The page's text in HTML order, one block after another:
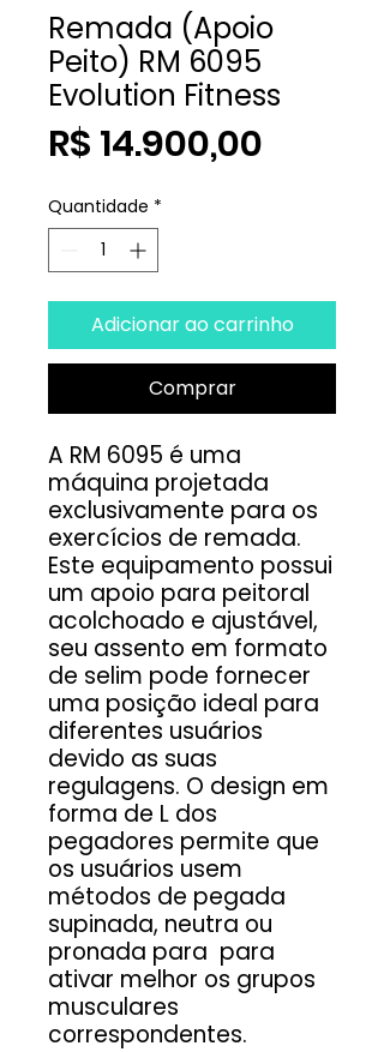
Remada (Apoio
Peito) RM 6095
Evolution Fitness
R$ 14.900,00
Quantidade *
Adicionar ao carrinho
Comprar
A RM 6095 é uma
máquina projetada
exclusivamente para os
exercícios de remada.
Este equipamento possui
um apoio para peitoral
acolchoado e ajustável,
seu assento em formato
de selim pode fornecer
uma posição ideal para
diferentes usuários
devido as suas
regulagens. O design em
forma de L dos
pegadores permite que
os usuários usem
métodos de pegada
supinada, neutra ou
pronada para para
ativar melhor os grupos
musculares
correspondentes.